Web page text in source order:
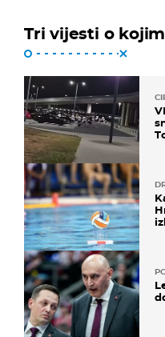
Tri vijesti o